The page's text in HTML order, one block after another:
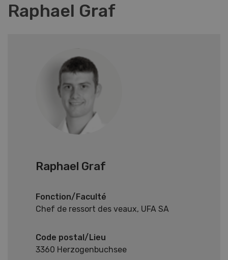
Raphael Graf
Raphael Graf
Fonction/Faculté
Chef de ressort des veaux, UFA SA
Code postal/Lieu
3360 Herzogenbuchsee